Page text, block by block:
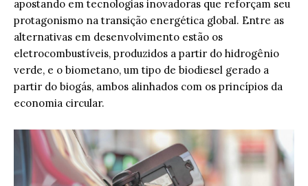
apostando em tecnologias inovadoras que reforçam seu
protagonismo na transição energética global. Entre as
alternativas em desenvolvimento estão os
eletrocombustíveis, produzidos a partir do hidrogênio
verde, e o biometano, um tipo de biodiesel gerado a
partir do biogás, ambos alinhados com os princípios da
economia circular.